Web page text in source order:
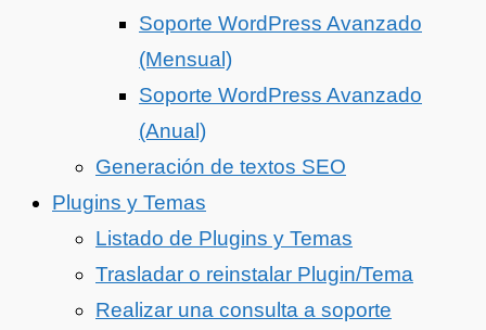
Soporte WordPress Avanzado
(Mensual)
Soporte WordPress Avanzado
(Anual)
Generación de textos SEO
Plugins y Temas
Listado de Plugins y Temas
Trasladar o reinstalar Plugin/Tema
Realizar una consulta a soporte